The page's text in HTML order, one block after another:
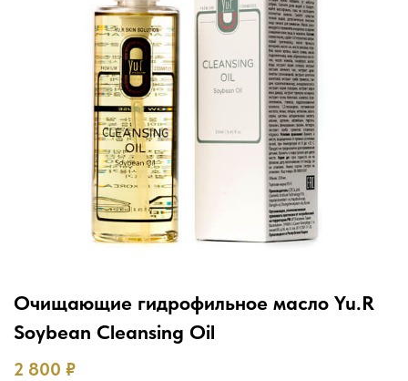
Очищающие гидрофильное масло Yu.R
Soybean Cleansing Oil
2 800 ₽
Регистрация
Или войдите через